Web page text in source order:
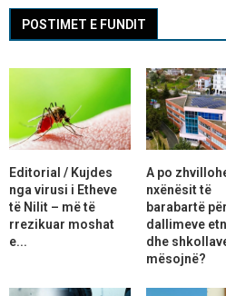
POSTIMET E FUNDIT
Editorial / Kujdes
nga virusi i Etheve
të Nilit – më të
rrezikuar moshat
e...
A po
nxënësit të
barabartë
dallimeve
dhe
mësojnë?